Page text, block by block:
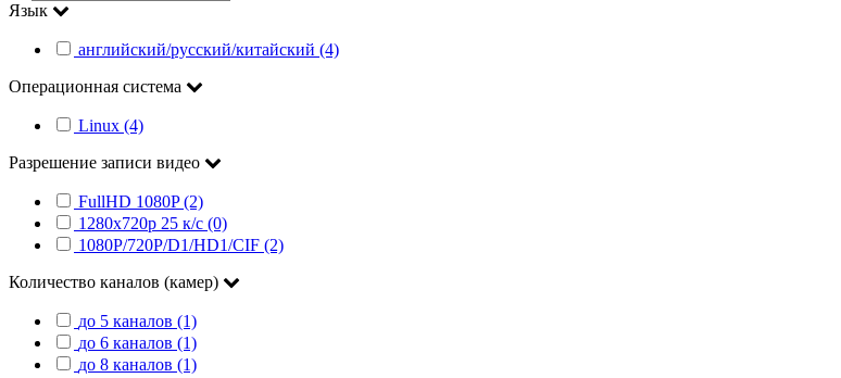
Язык
английский/русский/китайский (4)
Операционная система
Linux (4)
Разрешение записи видео
FullHD 1080P (2)
1280x720p 25 к/c (0)
1080P/720P/D1/HD1/CIF (2)
Количество каналов (камер)
до 5 каналов (1)
до 6 каналов (1)
до 8 каналов (1)